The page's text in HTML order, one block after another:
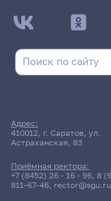
Д/о
Адрес:
410012, г. Саратов, ул.
Астраханская, 83
Приёмная ректора:
+7 (8452) 26 - 16 - 96, 8
811-67-46, rector@sgu.ru